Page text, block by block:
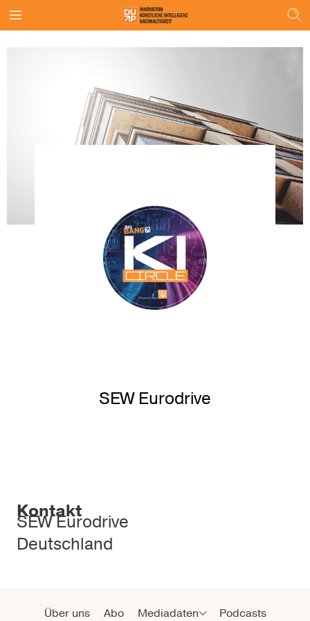
SEW Eurodrive
Kontakt
SEW Eurodrive
Deutschland
Über uns Abo Mediadaten Podcasts